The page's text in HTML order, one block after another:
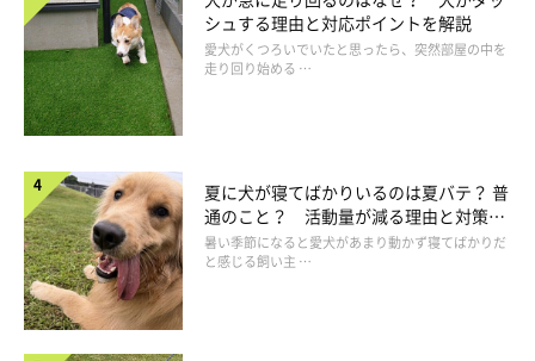
シュする理由と対応ポイントを解説
愛犬がくつろいでいたと思ったら、突然部屋の中を
走り回り始める …
夏に犬が寝てばかりいるのは夏バテ？ 普
通のこと？ 活動量が減る理由と対策と
は
暑い季節になると愛犬があまり動かず寝てばかりだ
と感じる飼い主 …